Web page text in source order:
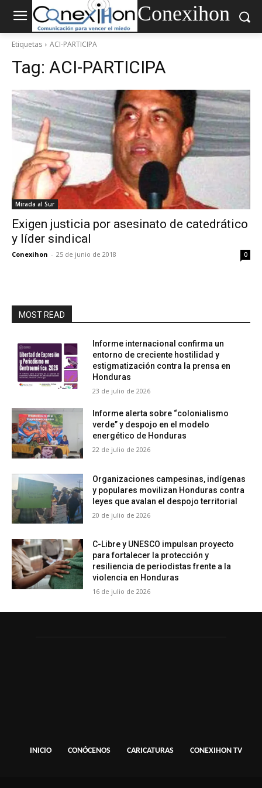
Conexihon
Etiquetas ACI-PARTICIPA
Tag: ACI-PARTICIPA
Mirada al Sur
Exigen justicia por asesinato de catedrático
y líder sindical
Conexihon - 25 de junio de 2018 0
MOST READ
Informe internacional confirma un
entorno de creciente hostilidad y
estigmatización contra la prensa en
Honduras
23 de julio de 2026
Informe alerta sobre “colonialismo
verde” y despojo en el modelo
energético de Honduras
22 de julio de 2026
Organizaciones campesinas, indígenas
y populares movilizan Honduras contra
leyes que avalan el despojo territorial
20 de julio de 2026
C-Libre y UNESCO impulsan proyecto
para fortalecer la protección y
resiliencia de periodistas frente a la
violencia en Honduras
16 de julio de 2026
INICIO CONÓCENOS CARICATURAS CONEXIHON TV